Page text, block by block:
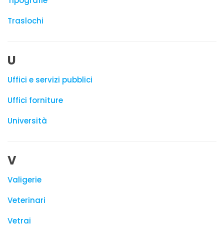
Traslochi
U
Uffici e servizi pubblici
Uffici forniture
Università
V
Valigerie
Veterinari
Vetrai